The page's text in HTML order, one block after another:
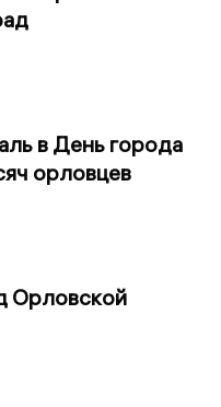
в День города
орловцев
Орловской